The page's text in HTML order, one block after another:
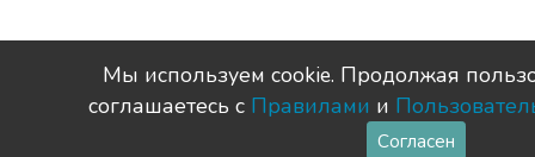
Мы используем сookie. Продолжая
соглашаетесь с Правилами и
Согласен